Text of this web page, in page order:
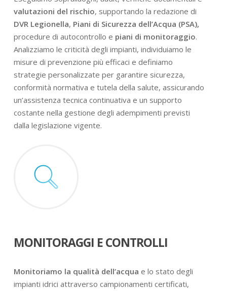
valutazioni del rischio, supportando la redazione di
DVR Legionella, Piani di Sicurezza dell’Acqua (PSA),
procedure di autocontrollo e piani di monitoraggio.
Analizziamo le criticità degli impianti, individuiamo le
misure di prevenzione più efficaci e definiamo
strategie personalizzate per garantire sicurezza,
conformità normativa e tutela della salute, assicurando
un’assistenza tecnica continuativa e un supporto
costante nella gestione degli adempimenti previsti
dalla legislazione vigente.
MONITORAGGI E CONTROLLI
Monitoriamo la qualità dell’acqua e lo stato degli
impianti idrici attraverso campionamenti certificati,